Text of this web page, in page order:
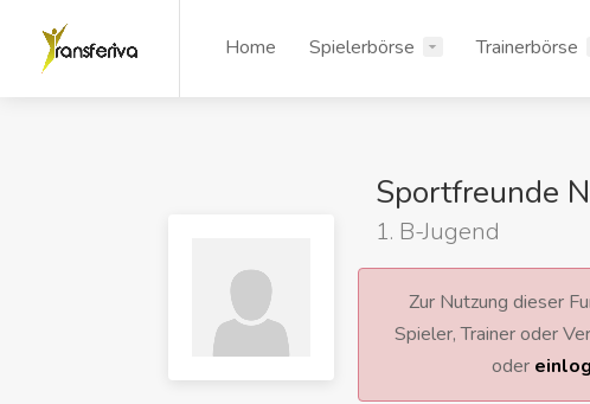
Home Spielerbörse Trainerbörse
Sportfreunde
1. B-Jugend
Zur Nutzung dieser
Spieler, Trainer oder
oder